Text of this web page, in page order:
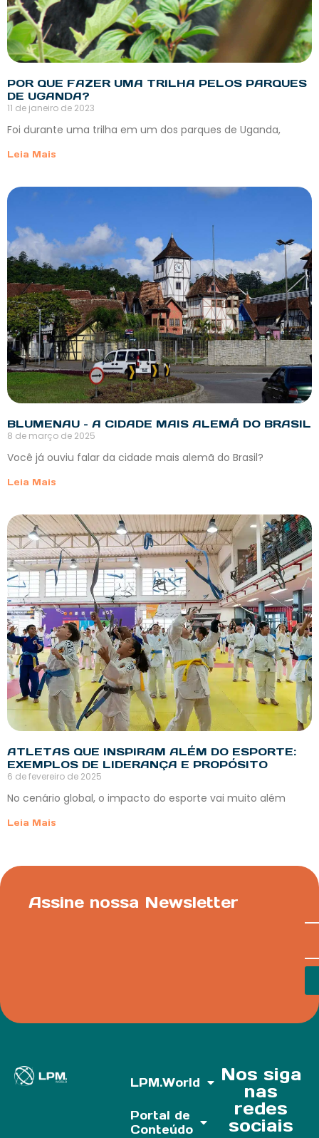
POR QUE FAZER UMA TRILHA PELOS PARQUES
DE UGANDA?
11 de janeiro de 2023
Foi durante uma trilha em um dos parques de Uganda,
Leia Mais
BLUMENAU – A CIDADE MAIS ALEMÃ DO BRASIL
8 de março de 2025
Você já ouviu falar da cidade mais alemã do Brasil?
Leia Mais
ATLETAS QUE INSPIRAM ALÉM DO ESPORTE:
EXEMPLOS DE LIDERANÇA E PROPÓSITO
6 de fevereiro de 2025
No cenário global, o impacto do esporte vai muito além
Leia Mais
Assine nossa Newsletter
LPM.World
Portal de
Conteúdo
Nos siga
nas
redes
sociais